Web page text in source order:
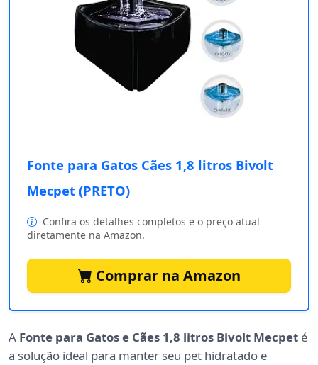
Fonte para Gatos Cães 1,8 litros Bivolt
Mecpet (PRETO)
Confira os detalhes completos e o preço atual
diretamente na Amazon.
Comprar na Amazon
A Fonte para Gatos e Cães 1,8 litros Bivolt Mecpet é
a solução ideal para manter seu pet hidratado e